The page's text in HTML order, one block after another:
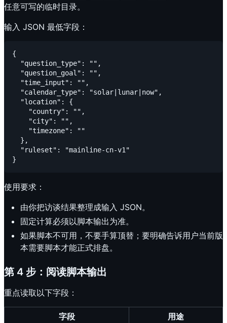
任意可写的临时目录。
输入 JSON 最低字段：
{
  "question_type": "",
  "question_goal": "",
  "time_input": "",
  "calendar_type": "solar|lunar|now",
  "location": {
    "country": "",
    "city": "",
    "timezone": ""
  },
  "ruleset": "mainline-cn-v1"
使用要求：
由你把访谈结果整理成输入 JSON。
固定计算必须以脚本输出为准。
如果脚本不可用，不要手算顶替；要明确告诉用户当前版
本需要脚本才能正式排盘。
第 4 步：阅读脚本输出
重点读取以下字段：
字段 用途